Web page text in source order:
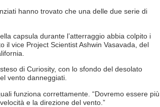
hanno trovato che una delle due serie di
capsula durante l’atterraggio abbia colpito i
il vice Project Scientist Ashwin Vasavada, del
di Curiosity, con lo sfondo del desolato
vento danneggiati.
funziona correttamente. “Dovremo essere più
e la direzione del vento.”